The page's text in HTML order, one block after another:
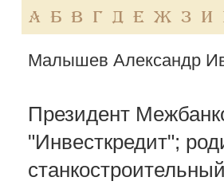
А Б В Г Д Е Ж З И
Малышев Александр
Президент
"Инвесткредит";